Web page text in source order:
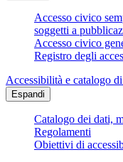
Accesso civico
soggetti a
Accesso civico
Registro degli
Accessibilità e catalogo
Espandi
Catalogo dei dati,
Regolamenti
Obiettivi di